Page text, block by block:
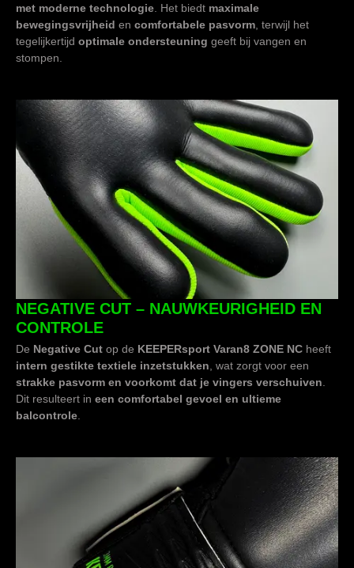
met moderne technologie . Het biedt maximale
bewegingsvrijheid en comfortabele pasvorm , terwijl het
tegelijkertijd optimale ondersteuning geeft bij vangen en
stompen.
NEGATIVE CUT – NAUWKEURIGHEID EN
CONTROLE
De Negative Cut op de KEEPERsport Varan8 ZONE NC heeft
intern gestikte textiele inzetstukken, wat zorgt voor een
strakke pasvorm en voorkomt dat je vingers verschuiven.
Dit resulteert in een comfortabel gevoel en ultieme
balcontrole.